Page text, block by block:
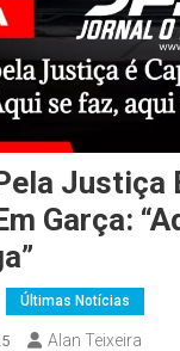
Justiça
Garça:
Últimas Notícias
Alan Teixeira